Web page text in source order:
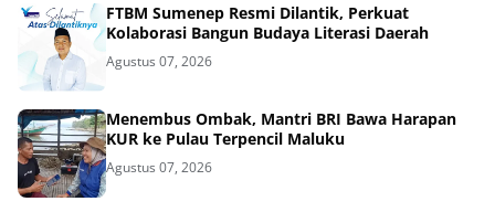
FTBM Sumenep Resmi Dilantik, Perkuat
Kolaborasi Bangun Budaya Literasi Daerah
Agustus 07, 2026
Menembus Ombak, Mantri BRI Bawa Harapan
KUR ke Pulau Terpencil Maluku
Agustus 07, 2026